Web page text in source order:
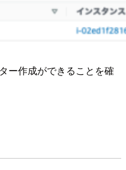
ー作成ができることを確